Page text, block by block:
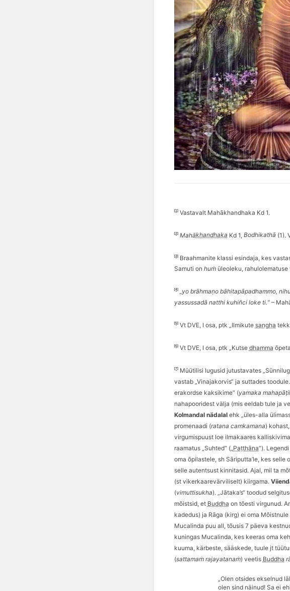
[1]Vastavalt Mahākhandhaka Kd 1.
[2] Mahākhandhaka Kd 1, Bodhikathā(1).
[3]Braahmanite klassi esindaja, kes
Samuti on huṁüleoleku, rahulolematuse
[4] „yo brāhmaṇo bāhitapāpadhammo,
yassussadā natthi kuhiñci loke ti.”–
[5]Vt DVE, I osa, ptk „Ilmikute sangha
[6]Vt DVE, I osa, ptk „ Kutse dhamma õ
[7]Müütilisi lugusid jutustavates
vastab „Vinajakorvis“ ja suttades toodule.
erakordse kaksikime“ (yamaka
nahapooridest välja (mis eeldab tule ja
Kolmandal nädalal ehk „üles-alla
promenaadi (ratana camkamana)
virgumispuust loe ilmakaares
raamatus „Suhted“ („ Paṭṭhāna“).
oma õpilastele, sh Sāriputta’le, kes selle
selle autentsust kinnitasid. Ajal, mil ta mõ
(st vikerkaarevärviliselt) kiirgama.
(vimuttisukha). „Jātaka’s“ toodud
mõistsid, et Buddha on tõesti virgunud.
kadedus) ja Rāga (kirg) ei oma Mõistnule
Mucalinda puu all, tõusis 7 päeva
kuningas Mucalinda, kes keeras oma
kuuma, kärbeste, sääskede, tuule jt tüü
(sattamaṁ rajayatanaṁ) veetis Buddha
„Olen otsides ekselnud
olen sind näinud! Sa ei